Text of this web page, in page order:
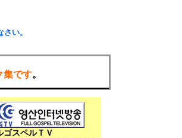
集です。
い。
ゴスペルＴＶ